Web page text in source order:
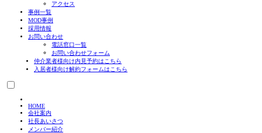
アクセス
事例一覧
MOD事例
採用情報
お問い合わせ
電話窓口一覧
お問い合わせフォーム
仲介業者様向け内見予約はこちら
入居者様向け解約フォームはこちら
HOME
会社案内
社長あいさつ
メンバー紹介